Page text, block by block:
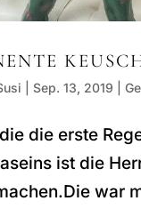
Sep. 13, 2019
die erste
ist die
war